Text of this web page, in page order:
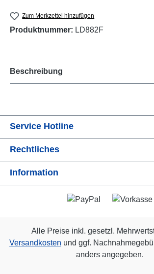
Zum Merkzettel hinzufügen
Produktnummer: LD882F
Beschreibung
Service Hotline
Rechtliches
Information
Alle Preise inkl. gesetzl.
Versandkosten und ggf.
anders angegeben.